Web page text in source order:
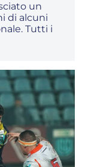
un
di alcuni
Tutti i